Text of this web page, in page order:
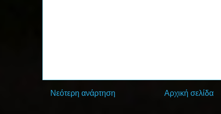
Νεότερη ανάρτηση Αρχική σελίδα